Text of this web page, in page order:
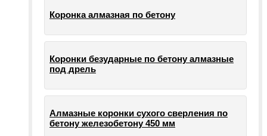
Коронка алмазная по бетону
Коронки безударные по бетону алмазные
под дрель
Алмазные коронки сухого сверления по
бетону железобетону 450 мм